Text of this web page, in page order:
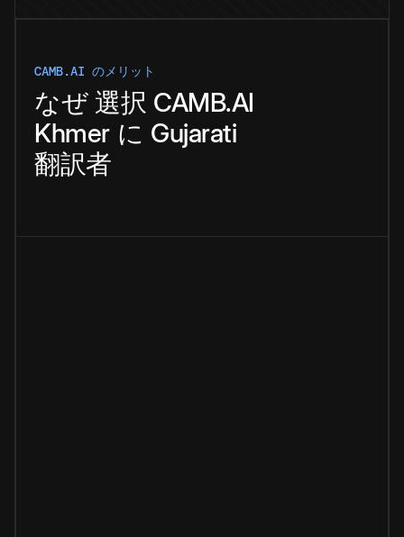
CAMB.AI のメリット
なぜ 選択 CAMB.AI
Khmer に Gujarati
翻訳者